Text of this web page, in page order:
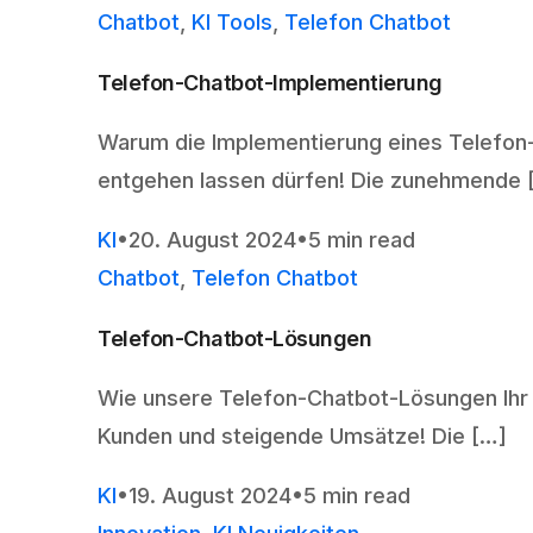
Chatbot KI Tools Telefon Chatbot
Telefon-Chatbot-Implementierung
Warum die Implementierung eines
entgehen lassen dürfen! Die
KI 20. August 2024 5 min read
Chatbot Telefon Chatbot
Telefon-Chatbot-Lösungen
Wie unsere Telefon-Chatbot-Lösungen
Kunden und steigende Umsätze! Die […]
KI 19. August 2024 5 min read